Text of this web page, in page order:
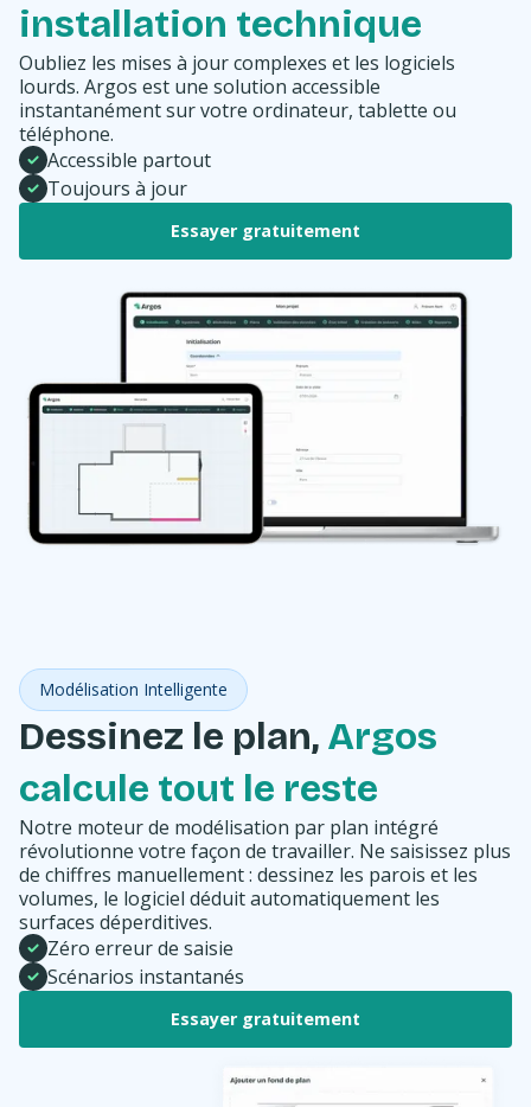
installation technique
Oubliez les mises à jour complexes et les logiciels
lourds. Argos est une solution accessible
instantanément sur votre ordinateur, tablette ou
téléphone.
Accessible partout
Toujours à jour
Essayer gratuitement
Modélisation Intelligente
Dessinez le plan, Argos
calcule tout le reste
Notre moteur de modélisation par plan intégré
révolutionne votre façon de travailler. Ne saisissez plus
de chiffres manuellement : dessinez les parois et les
volumes, le logiciel déduit automatiquement les
surfaces déperditives.
Zéro erreur de saisie
Scénarios instantanés
Essayer gratuitement